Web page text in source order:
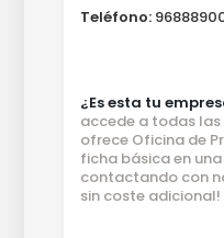
Teléfono:
¿Es esta tu
accede a todas
ofrece Oficina de
ficha básica en
contactando con
sin coste adicional!